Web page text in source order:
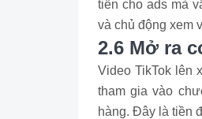
tiền cho ads mà
và chủ động xem
2.6 Mở ra
Video TikTok lên
tham gia vào
hàng. Đây là tiền